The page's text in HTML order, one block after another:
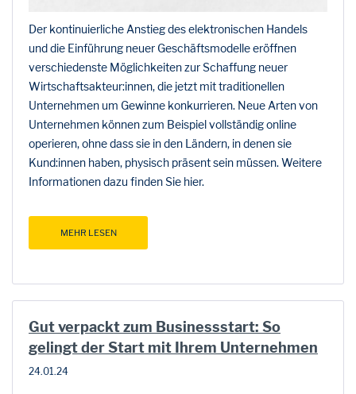
Der kontinuierliche Anstieg des elektronischen Handels
und die Einführung neuer Geschäftsmodelle eröffnen
verschiedenste Möglichkeiten zur Schaffung neuer
Wirtschaftsakteur:innen, die jetzt mit traditionellen
Unternehmen um Gewinne konkurrieren. Neue Arten von
Unternehmen können zum Beispiel vollständig online
operieren, ohne dass sie in den Ländern, in denen sie
Kund:innen haben, physisch präsent sein müssen. Weitere
Informationen dazu finden Sie hier.
MEHR LESEN
Gut verpackt zum Businessstart: So
gelingt der Start mit Ihrem Unternehmen
24.01.24